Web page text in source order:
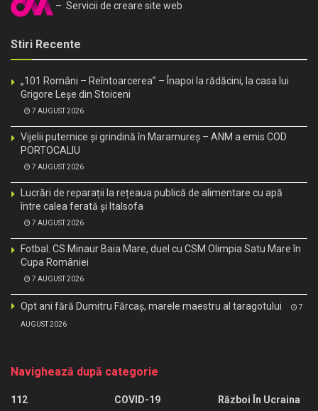
– Servicii de creare site web
Stiri Recente
„101 Români – Reîntoarcerea” – Înapoi la rădăcini, la casa lui
Grigore Leșe din Stoiceni
7 AUGUST 2026
Vijelii puternice și grindină în Maramureș – ANM a emis COD
PORTOCALIU
7 AUGUST 2026
Lucrări de reparații la rețeaua publică de alimentare cu apă
între calea ferată și Italsofa
7 AUGUST 2026
Fotbal. CS Minaur Baia Mare, duel cu CSM Olimpia Satu Mare în
Cupa României
7 AUGUST 2026
Opt ani fără Dumitru Fărcaș, marele maestru al taragotului 7
AUGUST 2026
Navighează după categorie
112
COVID-19
Război În Ucraina